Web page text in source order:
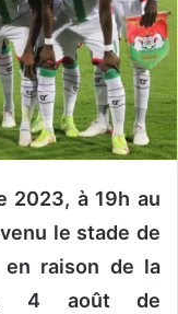
2023, à 19h au
le stade de
en raison de la
4 août de